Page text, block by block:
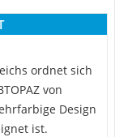
ordnet sich
von
Design
ist.